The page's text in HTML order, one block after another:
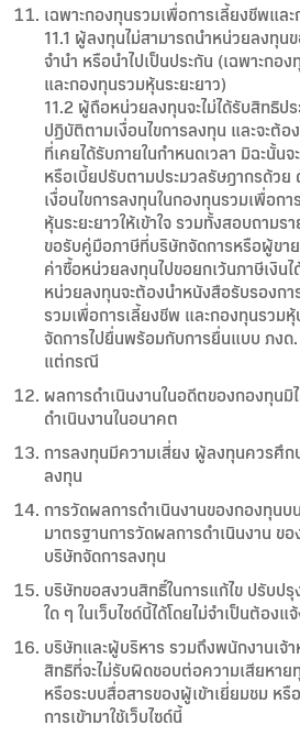
เฉพาะกองทุนรวมเพื่อการเลี้ยงชีพแล
11.1 ผู้ลงทุนไม่สามารถนำหน่วยลงทุน
จำนำ หรือนำไปเป็นประกัน (เฉพาะกอ
และกองทุนรวมหุ้นระยะยาว)
11.2 ผู้ถือหน่วยลงทุนจะไม่ได้รับสิทธิปร
ปฏิบัติตามเงื่อนไขการลงทุน และจะต้อ
ที่เคยได้รับภายในกำหนดเวลา มิฉะนั้น
หรือเบี้ยปรับตามประมวลรัษฎากรด้ว
เงื่อนไขการลงทุนในกองทุนรวมเพื่อก
หุ้นระยะยาวให้เข้าใจ รวมทั้งสอบถามร
ขอรับคู่มือภาษีที่บริษัทจัดการหรือผู้ขา
ค่าซื้อหน่วยลงทุนไปขอยกเว้นภาษีเงิน
หน่วยลงทุนจะต้องนำหนังสือรับรองก
รวมเพื่อการเลี้ยงชีพ และกองทุนรวม
จัดการไปยื่นพร้อมกับการยื่นแบบ ภง
แต่กรณี
ผลการดำเนินงานในอดีตของกองทุน
ดำเนินงานในอนาคต
การลงทุนมีความเสี่ยง ผู้ลงทุนควรศึ
ลงทุน
การวัดผลการดำเนินงานของกองทุนบ
มาตรฐานการวัดผลการดำเนินงาน ข
บริษัทจัดการลงทุน
บริษัทขอสงวนสิทธิ์ในการแก้ไข ปรับป
ใด ๆ ในเว็บไซด์นี้ได้โดยไม่จำเป็นต้อง
บริษัทและผู้บริหาร รวมถึงพนักงานเจ้
สิทธิที่จะไม่รับผิดชอบต่อความเสียหา
หรือระบบสื่อสารของผู้เข้าเยี่ยมชม ห
การเข้ามาใช้เว็บไซด์นี้